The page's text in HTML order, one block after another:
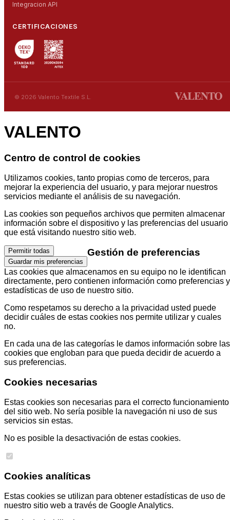
Integracion API
CERTIFICACIONES
© 2026 Valento Textile S.L.
VALENTO
Centro de control de cookies
Utilizamos cookies, tanto propias como de terceros, para
mejorar la experiencia del usuario, y para mejorar nuestros
servicios mediante el análisis de su navegación.
Las cookies son pequeños archivos que permiten almacenar
información sobre el dispositivo y las preferencias del usuario
que está visitando nuestro sitio web.
Permitir todas
Guardar mis preferencias
Gestión de preferencias
Las cookies que almacenamos en su equipo no le identifican
directamente, pero contienen información como preferencias y
estadísticas de uso de nuestro sitio.
Como respetamos su derecho a la privacidad usted puede
decidir cuáles de estas cookies nos permite utilizar y cuales
no.
En cada una de las categorías le damos información sobre las
cookies que engloban para que pueda decidir de acuerdo a
sus preferencias.
Cookies necesarias
Estas cookies son necesarias para el correcto funcionamiento
del sitio web. No sería posible la navegación ni uso de sus
servicios sin estas.
No es posible la desactivación de estas cookies.
Cookies analíticas
Estas cookies se utilizan para obtener estadísticas de uso de
nuestro sitio web a través de Google Analytics.